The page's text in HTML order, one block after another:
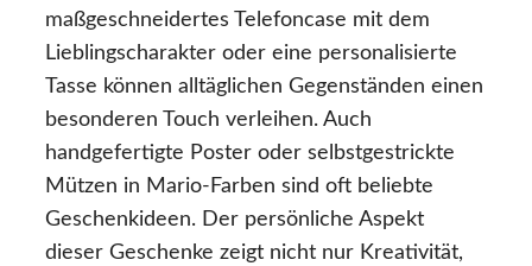
maßgeschneidertes Telefoncase mit dem
Lieblingscharakter oder eine personalisierte
Tasse können alltäglichen Gegenständen einen
besonderen Touch verleihen. Auch
handgefertigte Poster oder selbstgestrickte
Mützen in Mario-Farben sind oft beliebte
Geschenkideen. Der persönliche Aspekt
dieser Geschenke zeigt nicht nur Kreativität,